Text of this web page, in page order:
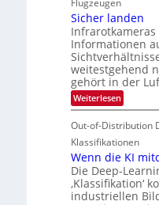
e
m
s
u
n
d
M
a
n
t
i
S
p
c
h
k
e
i
t
e
n
e
r
i
n
V
I
S
I
O
N
T
e
c
d
e
d
T
o
u
r
e
u
f
d
Flugzeugen
Sicher landen
Informationen
weitestgehend
gehört in der
Weiterlesen:
S
c
h
r
l
a
n
Out-of-Distribution
Klassifikationen
Wenn die KI
Die Deep-
‚Klassifikation‘
industriellen